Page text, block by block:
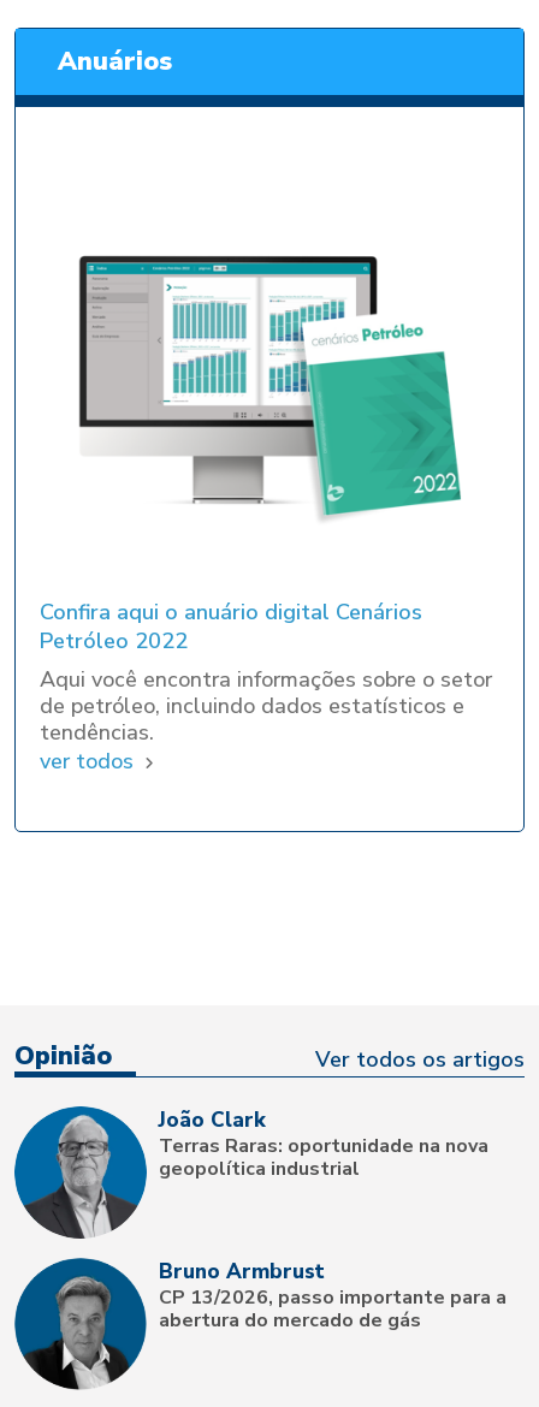
Anuários
Confira aqui o anuário digital Cenários
Petróleo 2022
Aqui você encontra informações sobre o setor
de petróleo, incluindo dados estatísticos e
tendências.
ver todos
Opinião Ver todos os artigos
João Clark
Terras Raras: oportunidade na nova
geopolítica industrial
Bruno Armbrust
CP 13/2026, passo importante para a
abertura do mercado de gás